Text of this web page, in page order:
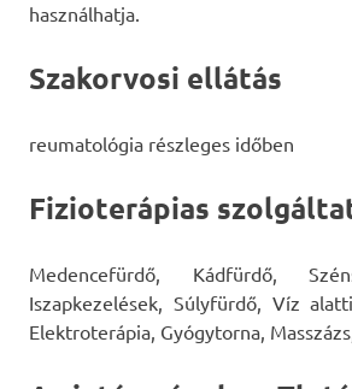
használhatja.
Szakorvosi ellátás
reumatológia részleges időben
Fizioterápias
Medencefürdő, Kádfürdő,
Iszapkezelések, Súlyfürdő, Víz
Elektroterápia, Gyógytorna,